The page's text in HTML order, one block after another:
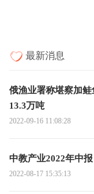
最新消息
俄渔业署称堪察加
13.3万吨
2022-09-16 11:08:28
中教产业2022年中
2022-08-17 15:35:13